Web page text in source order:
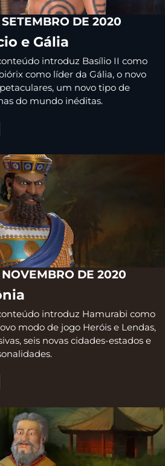
DE 2020
e Gália
introduz Basílio II como
como líder da Gália, o novo
um novo tipo de
do mundo inéditas.
DE 2020
introduz Hamurabi como
modo de jogo Heróis e Lendas,
seis novas cidades-estados e